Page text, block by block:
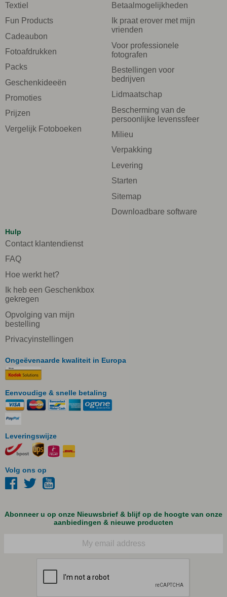
Textiel
Fun Products
Cadeaubon
Fotoafdrukken
Packs
Geschenkideeën
Promoties
Prijzen
Vergelijk Fotoboeken
Betaalmogelijkheden
Ik praat erover met mijn
vrienden
Voor professionele
fotografen
Bestellingen voor
bedrijven
Lidmaatschap
Bescherming van de
persoonlijke levenssfeer
Milieu
Verpakking
Levering
Starten
Sitemap
Downloadbare software
Hulp
Contact klantendienst
FAQ
Hoe werkt het?
Ik heb een Geschenkbox
gekregen
Opvolging van mijn
bestelling
Privacyinstellingen
Ongeëvenaarde kwaliteit in Europa
Eenvoudige & snelle betaling
Leveringswijze
Volg ons op
Abonneer u op onze Nieuwsbrief & blijf op de hoogte van onze
aanbiedingen & nieuwe producten